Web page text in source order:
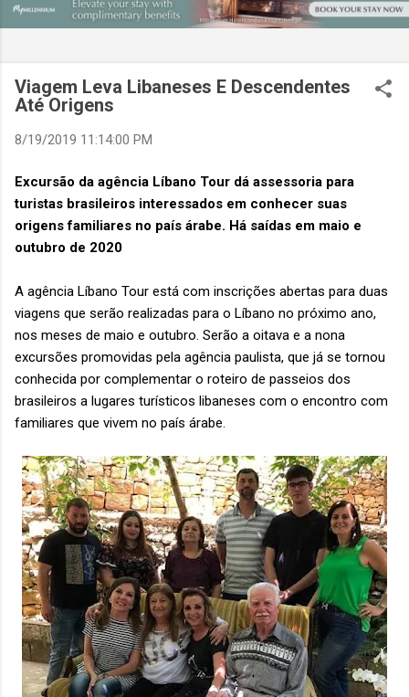
desse importante estudo de referência à indústria. (© SITA)
custa ao setor US$ 6,3 bilhões anualmente. Cada mala
extraviada acarreta um custo médio de US$ 260. Com um
extraviada anula o lucro de mais de 30 assentos vendidos, e
Viagem Leva Libaneses E Descendentes
Até Origens
8/19/2019 11:14:00 PM
Excursão da agência Líbano Tour dá assessoria para
turistas brasileiros interessados em conhecer suas
origens familiares no país árabe. Há saídas em maio e
outubro de 2020
A agência Líbano Tour está com inscrições abertas para duas
viagens que serão realizadas para o Líbano no próximo ano,
nos meses de maio e outubro. Serão a oitava e a nona
excursões promovidas pela agência paulista, que já se tornou
conhecida por complementar o roteiro de passeios dos
brasileiros a lugares turísticos libaneses com o encontro com
familiares que vivem no país árabe.